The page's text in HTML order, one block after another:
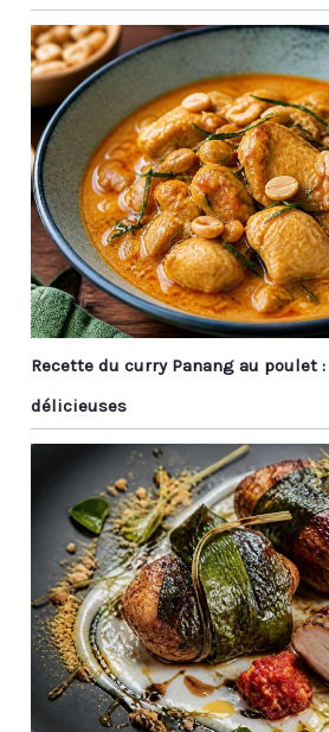
voulez
pouvez
travail et
après les
garder
propres.
sont
pour la
comme le
kung pao
certains
Moyen-
pour
aliments
jours tels
Au En
de beaux
un savoir-
qui sont
idéaux
chance à
pour
du riz ou
elles sont
pour les
les
ou tout
servant
japonais.
Recette du curry Panang au poulet
délicieuses